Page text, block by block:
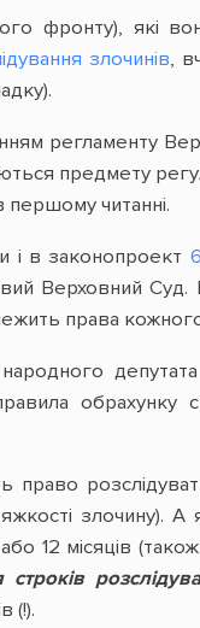
фронту), які
злочинів,
регламенту
предмету
першому читанні.
і в законопроект
Верховний Суд.
права
депутата
обрахунку
злочину). А
12 місяців
(!).